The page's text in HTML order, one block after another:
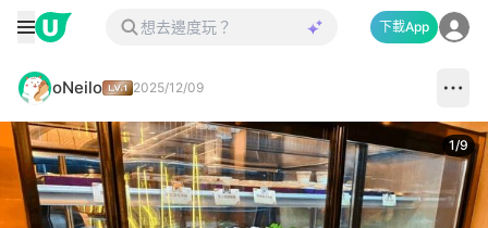
下載App
oNeilo 2025/12/09
1/9